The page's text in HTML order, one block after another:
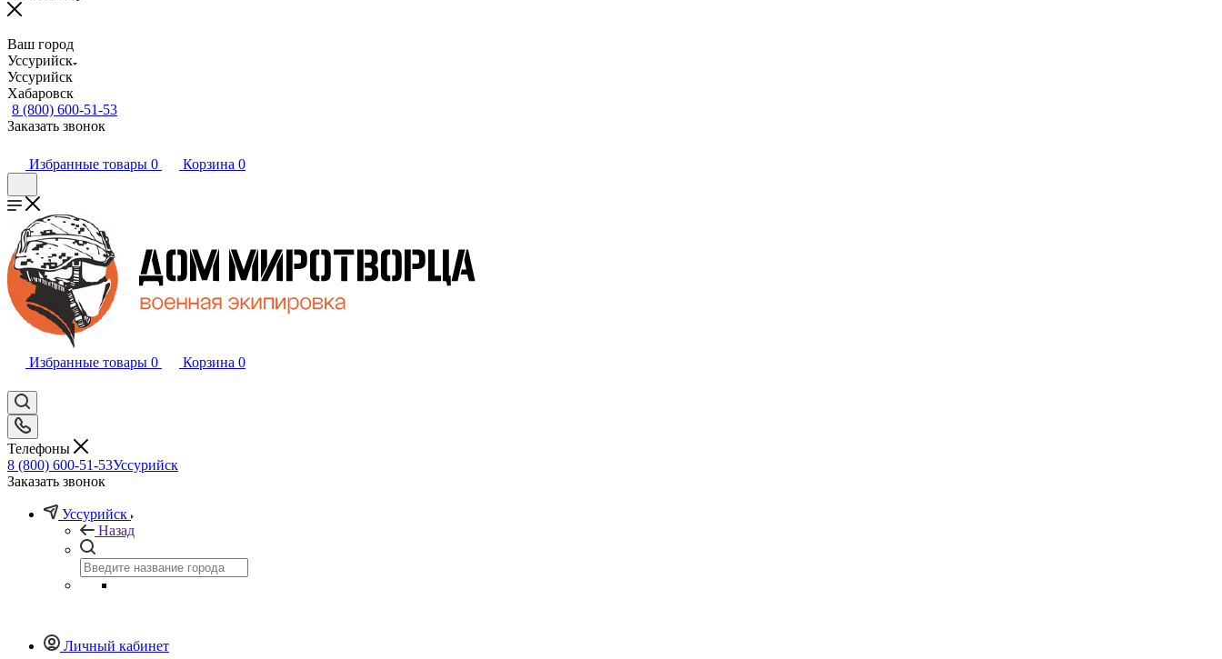
Ваш город
Уссурийск
Уссурийск
Хабаровск
8 (800) 600-51-53
Заказать звонок
Избранные товары 0 Корзина 0
Избранные товары 0 Корзина 0
Телефоны
8 (800) 600-51-53Уссурийск
Заказать звонок
Уссурийск
Назад
Личный кабинет